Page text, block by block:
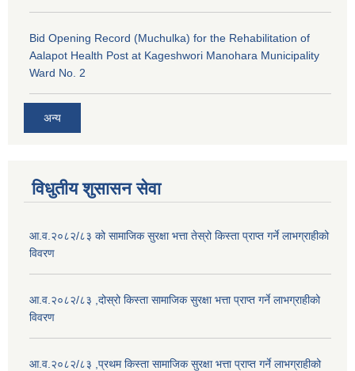
Bid Opening Record (Muchulka) for the Rehabilitation of
Aalapot Health Post at Kageshwori Manohara Municipality
Ward No. 2
अन्य
विधुतीय शुसासन सेवा
आ.व.२०८२/८३ को सामाजिक सुरक्षा भत्ता तेस्रो किस्ता प्राप्त गर्ने लाभग्राहीको
विवरण
आ.व.२०८२/८३ ,दोस्रो किस्ता सामाजिक सुरक्षा भत्ता प्राप्त गर्ने लाभग्राहीको
विवरण
आ.व.२०८२/८३ ,प्रथम किस्ता सामाजिक सुरक्षा भत्ता प्राप्त गर्ने लाभग्राहीको